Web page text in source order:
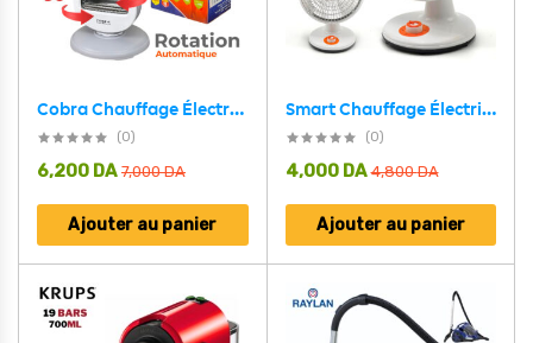
Cobra Chauffage Électrique Économique 3 Résistance 1200W
(0)
7,000DA
6,200 DA
Ajouter au panier
Smart Chauffage Électrique 2 Vitesses 800W
(0)
4,800DA
4,000 DA
Ajouter au panier